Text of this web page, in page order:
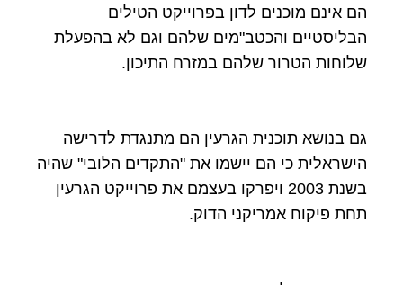
הם אינם מוכנים לדון בפרוייקט הטילים
הבליסטיים והכטב"מים שלהם וגם לא בהפעלת
שלוחות הטרור שלהם במזרח התיכון.
גם בנושא תוכנית הגרעין הם מתנגדת לדרישה
הישראלית כי הם יישמו את "התקדים הלובי" שהיה
בשנת 2003 ויפרקו בעצמם את פרוייקט הגרעין
תחת פיקוח אמריקני הדוק.